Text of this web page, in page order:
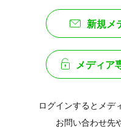
新規メ
メディア
ログインするとメデ
お問い合わせ先